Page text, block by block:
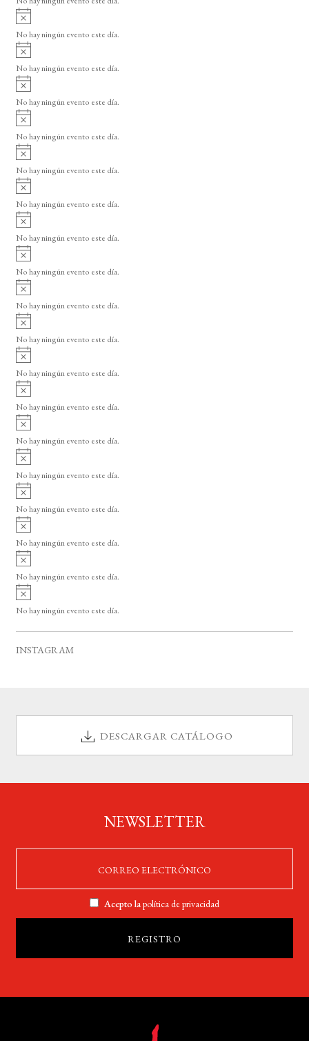
i
o
A
v
i
o
No hay ningún evento este día.
A
v
i
o
No hay ningún evento este día.
A
v
i
o
No hay ningún evento este día.
A
v
i
o
No hay ningún evento este día.
A
v
i
o
No hay ningún evento este día.
A
v
i
o
No hay ningún evento este día.
A
v
i
o
No hay ningún evento este día.
A
v
i
o
No hay ningún evento este día.
A
v
i
o
No hay ningún evento este día.
A
v
i
o
No hay ningún evento este día.
A
v
i
o
No hay ningún evento este día.
A
v
i
o
No hay ningún evento este día.
A
v
i
o
No hay ningún evento este día.
A
v
i
o
No hay ningún evento este día.
A
v
i
o
No hay ningún evento este día.
A
v
i
o
No hay ningún evento este día.
A
v
i
o
No hay ningún evento este día.
A
v
i
No hay ningún evento este día.
INSTAGRAM
DESCARGAR CATÁLOGO
NEWSLETTER
Acepto lapolítica de privacidad